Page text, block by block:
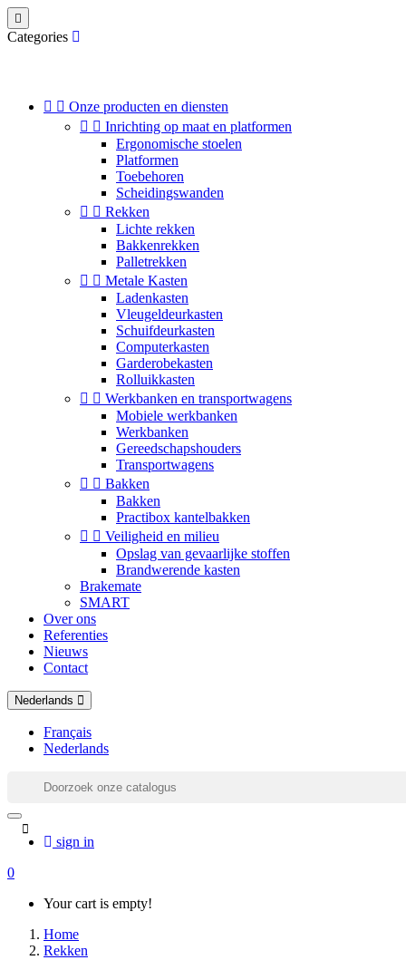

Categories
  Onze producten en diensten
  Inrichting op maat en platformen
Ergonomische stoelen
Platformen
Toebehoren
Scheidingswanden
  Rekken
Lichte rekken
Bakkenrekken
Palletrekken
  Metale Kasten
Ladenkasten
Vleugeldeurkasten
Schuifdeurkasten
Computerkasten
Garderobekasten
Rolluikkasten
  Werkbanken en transportwagens
Mobiele werkbanken
Werkbanken
Gereedschapshouders
Transportwagens
  Bakken
Bakken
Practibox kantelbakken
  Veiligheid en milieu
Opslag van gevaarlijke stoffen
Brandwerende kasten
Brakemate
SMART
Over ons
Referenties
Nieuws
Contact
Nederlands
Français
Nederlands
sign in
0
Your cart is empty!
Home
Rekken